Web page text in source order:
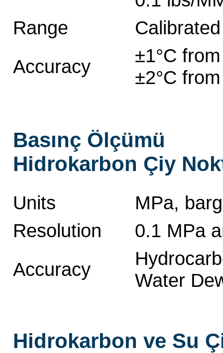
Range
Accuracy
±1°C
±2°C
Basınç Ölçümü
Hidrokarbon Çiy
Units
MPa,
Resolution
0.1 MPa
Accuracy
Water
Hidrokarbon ve Su